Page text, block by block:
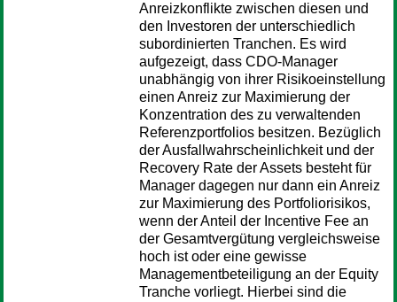
Anreizkonflikte zwischen diesen und
den Investoren der unterschiedlich
subordinierten Tranchen. Es wird
aufgezeigt, dass CDO-Manager
unabhängig von ihrer Risikoeinstellung
einen Anreiz zur Maximierung der
Konzentration des zu verwaltenden
Referenzportfolios besitzen. Bezüglich
der Ausfallwahrscheinlichkeit und der
Recovery Rate der Assets besteht für
Manager dagegen nur dann ein Anreiz
zur Maximierung des Portfoliorisikos,
wenn der Anteil der Incentive Fee an
der Gesamtvergütung vergleichsweise
hoch ist oder eine gewisse
Managementbeteiligung an der Equity
Tranche vorliegt. Hierbei sind die